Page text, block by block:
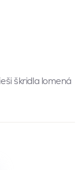
škridla lomená